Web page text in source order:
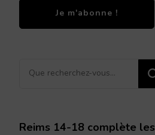
Vous
Reims 14-18 complète les